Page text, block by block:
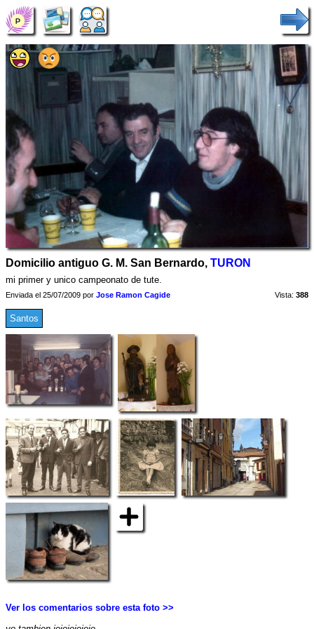
Domicilio antiguo G. M. San Bernardo, TURON
mi primer y unico campeonato de tute.
Enviada el 25/07/2009 por Jose Ramon Cagide Vista: 388
Santos
Ver los comentarios sobre esta foto >>